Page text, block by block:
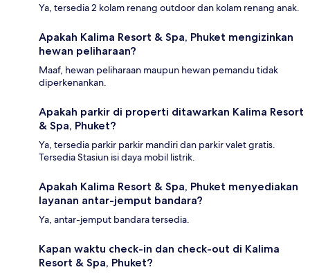
Ya, tersedia 2 kolam renang outdoor dan kolam renang anak.
Apakah Kalima Resort & Spa, Phuket mengizinkan
hewan peliharaan?
Maaf, hewan peliharaan maupun hewan pemandu tidak
diperkenankan.
Apakah parkir di properti ditawarkan Kalima Resort
& Spa, Phuket?
Ya, tersedia parkir parkir mandiri dan parkir valet gratis.
Tersedia Stasiun isi daya mobil listrik.
Apakah Kalima Resort & Spa, Phuket menyediakan
layanan antar-jemput bandara?
Ya, antar-jemput bandara tersedia.
Kapan waktu check-in dan check-out di Kalima
Resort & Spa, Phuket?